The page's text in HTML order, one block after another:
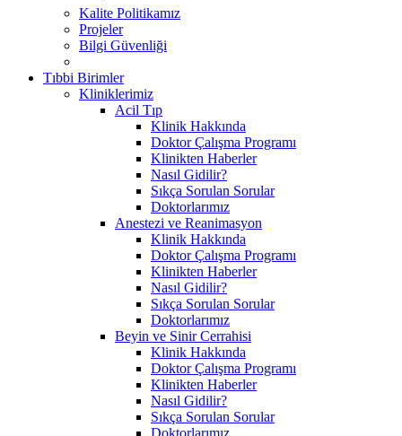
Kalite Politikamız
Projeler
Bilgi Güvenliği
Tıbbi Birimler
Kliniklerimiz
Acil Tıp
Klinik Hakkında
Doktor Çalışma Programı
Klinikten Haberler
Nasıl Gidilir?
Sıkça Sorulan Sorular
Doktorlarımız
Anestezi ve Reanimasyon
Klinik Hakkında
Doktor Çalışma Programı
Klinikten Haberler
Nasıl Gidilir?
Sıkça Sorulan Sorular
Doktorlarımız
Beyin ve Sinir Cerrahisi
Klinik Hakkında
Doktor Çalışma Programı
Klinikten Haberler
Nasıl Gidilir?
Sıkça Sorulan Sorular
Doktorlarımız